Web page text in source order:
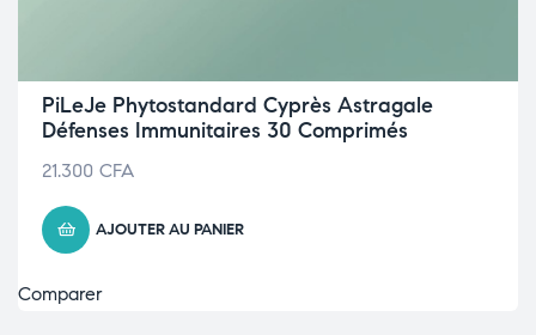
PiLeJe Phytostandard Cyprès Astragale
Défenses Immunitaires 30 Comprimés
21.300 CFA
AJOUTER AU PANIER
Comparer